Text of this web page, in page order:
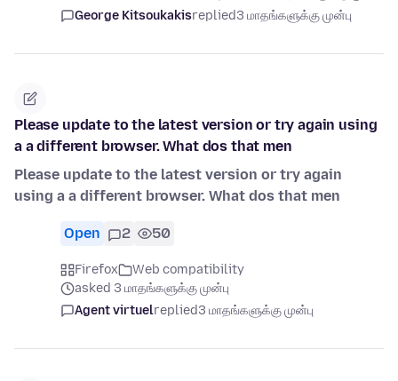
George Kitsoukakisreplied3 மாதங்களுக்கு முன்பு
Please update to the latest version or try again using
a a different browser. What dos that men
Please update to the latest version or try again
using a a different browser. What dos that men
Open 2 50
Firefox
Web compatibility
asked 3 மாதங்களுக்கு முன்பு
Agent virtuelreplied3 மாதங்களுக்கு முன்பு